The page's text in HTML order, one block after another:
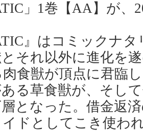
」1巻【AA】が、
』はコミックナ
とそれ以外に進化を
食獣が頂点に君臨
る草食獣が、そし
となった。借金返
ドとしてこき使わ